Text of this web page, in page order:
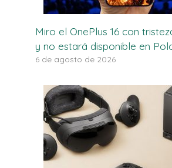
Miro el OnePlus 16 con
y no estará disponible en
6 de agosto de 2026